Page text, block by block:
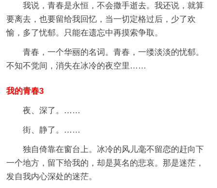
我说，青春是永恒，不会撒手逝去。我还说，就算
要离去，也要留给我回忆，当一切定格过后，少了欢
愉，多了忧郁。只能在遗忘中再摸索争取。
青春，一个华丽的名词。青春，一缕淡淡的忧郁。
不知不觉间，消失在冰冷的夜空里……
我的青春3
夜、深了。……
街、静了。……
独自倚靠在窗台上。冰冷的风儿毫不留恋的赶向下
一个地方，留下给我的，却是莫名的悲哀。那是迷茫，
发自我内心深处的迷茫。